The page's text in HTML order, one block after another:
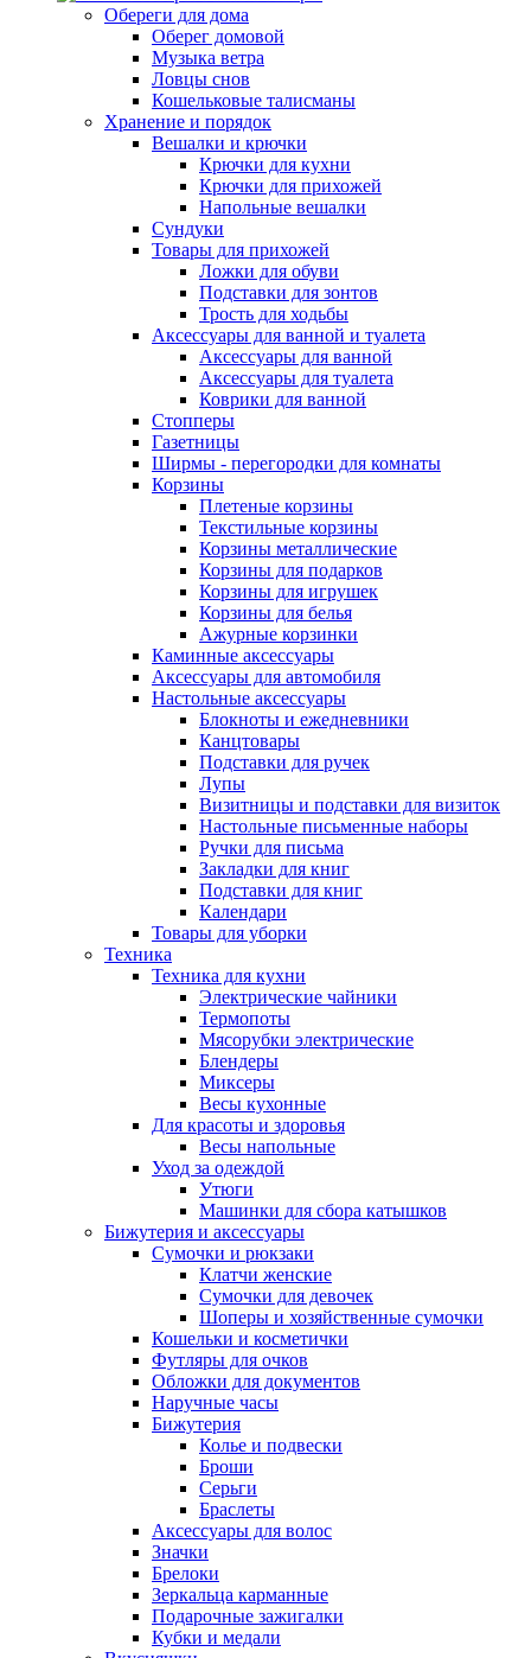
Обереги для дома
Оберег домовой
Музыка ветра
Ловцы снов
Кошельковые талисманы
Хранение и порядок
Вешалки и крючки
Крючки для кухни
Крючки для прихожей
Напольные вешалки
Сундуки
Товары для прихожей
Ложки для обуви
Подставки для зонтов
Трость для ходьбы
Аксессуары для ванной и туалета
Аксессуары для ванной
Аксессуары для туалета
Коврики для ванной
Стопперы
Газетницы
Ширмы - перегородки для комнаты
Корзины
Плетеные корзины
Текстильные корзины
Корзины металлические
Корзины для подарков
Корзины для игрушек
Корзины для белья
Ажурные корзинки
Каминные аксессуары
Аксессуары для автомобиля
Настольные аксессуары
Блокноты и ежедневники
Канцтовары
Подставки для ручек
Лупы
Визитницы и подставки для визиток
Настольные письменные наборы
Ручки для письма
Закладки для книг
Подставки для книг
Календари
Товары для уборки
Техника
Техника для кухни
Электрические чайники
Термопоты
Мясорубки электрические
Блендеры
Миксеры
Весы кухонные
Для красоты и здоровья
Весы напольные
Уход за одеждой
Утюги
Машинки для сбора катышков
Бижутерия и аксессуары
Сумочки и рюкзаки
Клатчи женские
Сумочки для девочек
Шоперы и хозяйственные сумочки
Кошельки и косметички
Футляры для очков
Обложки для документов
Наручные часы
Бижутерия
Колье и подвески
Броши
Серьги
Браслеты
Аксессуары для волос
Значки
Брелоки
Зеркальца карманные
Подарочные зажигалки
Кубки и медали